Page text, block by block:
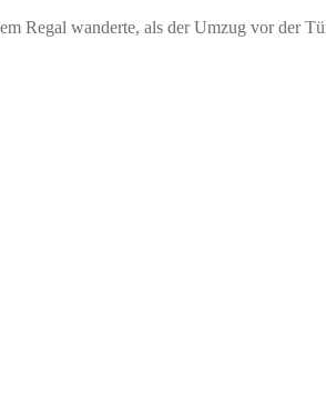
Regal wanderte, als der Umzug vor der